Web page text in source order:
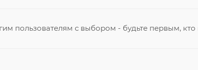
пользователям с выбором - будьте первым,